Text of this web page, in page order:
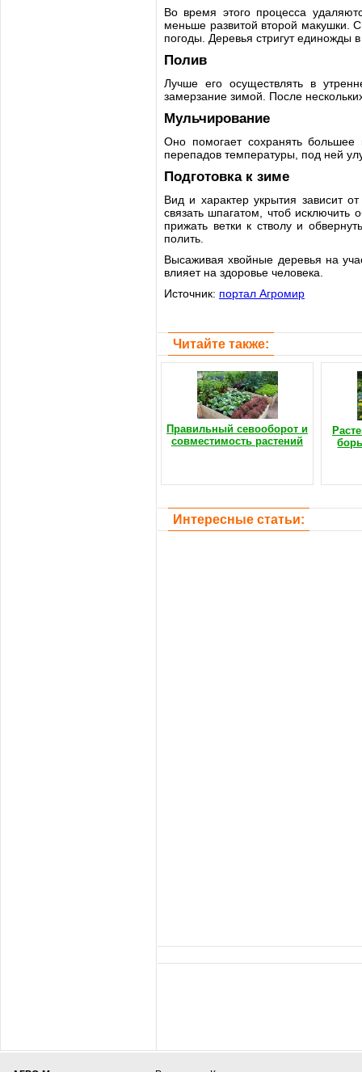
Во время этого процесса
меньше развитой второй макушки.
погоды. Деревья стригут единожды
Полив
Лучше его осуществлять в
замерзание зимой. После
Мульчирование
Оно помогает сохранять большее
перепадов температуры, под ней
Подготовка к зиме
Вид и характер укрытия зависит
связать шпагатом, чтоб
прижать ветки к стволу и
полить.
Высаживая хвойные деревья на
влияет на здоровье человека.
Источник: портал Агромир
Читайте также:
Правильный севооборот и
совместимость растений
Интересные статьи: